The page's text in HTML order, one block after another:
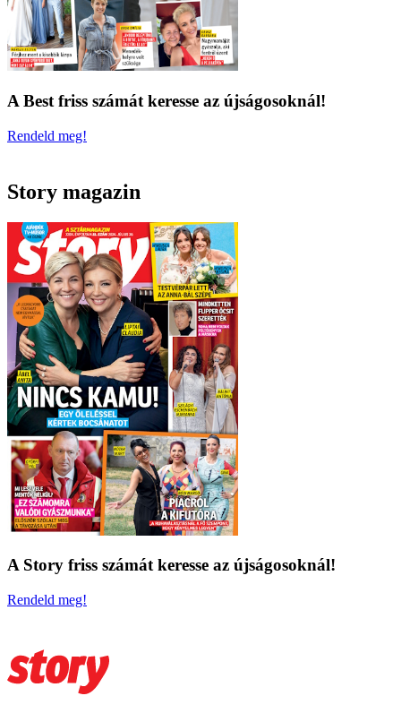
A Best friss számát keresse az újságosoknál!
Rendeld meg!
Story magazin
A Story friss számát keresse az újságosoknál!
Rendeld meg!